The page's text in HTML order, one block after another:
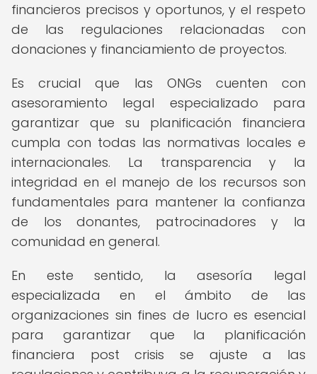
financieros precisos y oportunos, y el respeto
de las regulaciones relacionadas con
donaciones y financiamiento de proyectos.
Es crucial que las ONGs cuenten con
asesoramiento legal especializado para
garantizar que su planificación financiera
cumpla con todas las normativas locales e
internacionales. La transparencia y la
integridad en el manejo de los recursos son
fundamentales para mantener la confianza
de los donantes, patrocinadores y la
comunidad en general.
En este sentido, la asesoría legal
especializada en el ámbito de las
organizaciones sin fines de lucro es esencial
para garantizar que la planificación
financiera post crisis se ajuste a las